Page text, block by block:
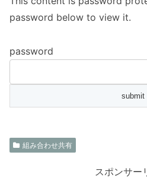
password below to view it.
password
組み合わせ共有
スポンサー